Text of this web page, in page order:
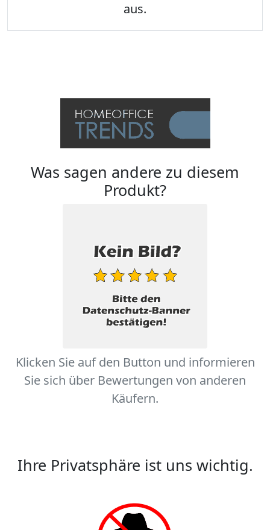
aus.
Was sagen andere zu diesem
Produkt?
Klicken Sie auf den Button und informieren
Sie sich über Bewertungen von anderen
Käufern.
Ihre Privatsphäre ist uns wichtig.